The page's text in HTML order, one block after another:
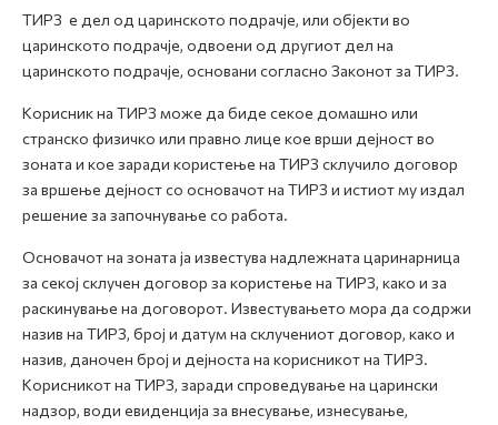
Business community
E-Customs
Media center
ТИРЗ е дел од царинското подрачје, или објекти во
царинското подрачје, одвоени од другиот дел на
царинското подрачје, основани согласно Законот за ТИРЗ.
Корисник на ТИРЗ може да биде секое домашно или
странско физичко или правно лице кое врши дејност во
зоната и кое заради користење на ТИРЗ склучило договор
за вршење дејност со основачот на ТИРЗ и истиот му издал
решение за започнување со работа.
Основачот на зоната ја известува надлежната царинарница
за секој склучен договор за користење на ТИРЗ, како и за
раскинување на договорот. Известувањето мора да содржи
назив на ТИРЗ, број и датум на склучениот договор, како и
назив, даночен број и дејноста на корисникот на ТИРЗ.
Корисникот на ТИРЗ, заради спроведување на царински
надзор, води евиденција за внесување, изнесување,